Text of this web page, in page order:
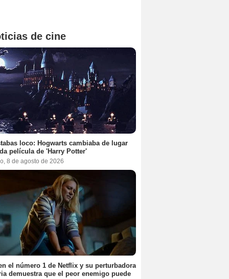
de cine
loco: Hogwarts cambiaba de lugar
película de 'Harry Potter'
8 de agosto de 2026
el número 1 de Netflix y su perturbadora
demuestra que el peor enemigo puede